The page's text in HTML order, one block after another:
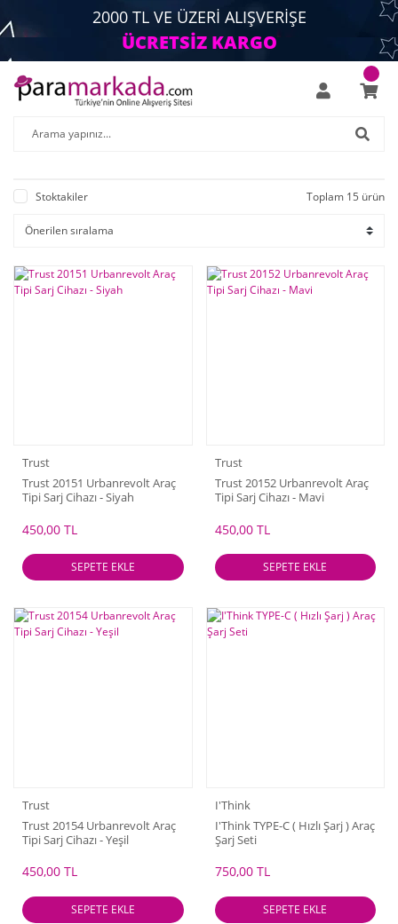
2000 TL VE ÜZERİ ALIŞVERİŞE
ÜCRETSİZ KARGO
Stoktakiler Toplam 15 ürün
Trust
Trust 20151 Urbanrevolt Araç
Tipi Sarj Cihazı - Siyah
450,00 TL
SEPETE EKLE
Trust
Trust 20152 Urbanrevolt Araç
Tipi Sarj Cihazı - Mavi
450,00 TL
SEPETE EKLE
Trust
Trust 20154 Urbanrevolt Araç
Tipi Sarj Cihazı - Yeşil
450,00 TL
SEPETE EKLE
I'Think
I'Think TYPE-C ( Hızlı Şarj ) Araç
Şarj Seti
750,00 TL
SEPETE EKLE